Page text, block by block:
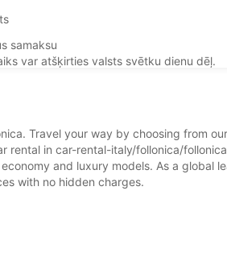
samaksu
var atšķirties valsts svētku dienu dēļ.
Travel your way by choosing from our
rental in car-rental-italy/follonica/
and luxury models. As a global
with no hidden charges.